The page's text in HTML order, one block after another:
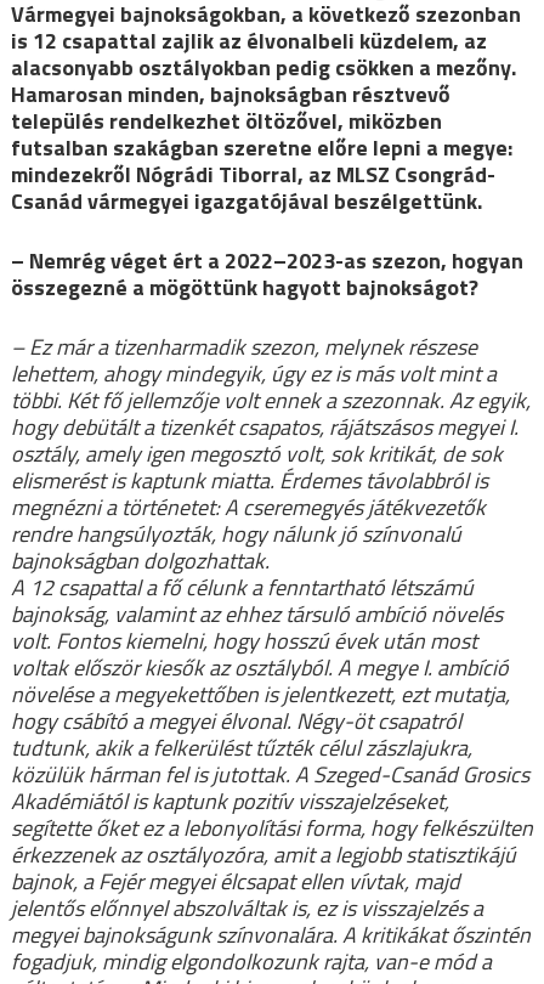
Vármegyei bajnokságokban, a következő szezonban
is 12 csapattal zajlik az élvonalbeli küzdelem, az
alacsonyabb osztályokban pedig csökken a mezőny.
Hamarosan minden, bajnokságban résztvevő
település rendelkezhet öltözővel, miközben
futsalban szakágban szeretne előre lepni a megye:
mindezekről Nógrádi Tiborral, az MLSZ Csongrád-
Csanád vármegyei igazgatójával beszélgettünk.
– Nemrég véget ért a 2022–2023-as szezon, hogyan
összegezné a mögöttünk hagyott bajnokságot?
– Ez már a tizenharmadik szezon, melynek részese
lehettem, ahogy mindegyik, úgy ez is más volt mint a
többi. Két fő jellemzője volt ennek a szezonnak. Az egyik,
hogy debütált a tizenkét csapatos, rájátszásos megyei I.
osztály, amely igen megosztó volt, sok kritikát, de sok
elismerést is kaptunk miatta. Érdemes távolabbról is
megnézni a történetet: A cseremegyés játékvezetők
rendre hangsúlyozták, hogy nálunk jó színvonalú
bajnokságban dolgozhattak.
A 12 csapattal a fő célunk a fenntartható létszámú
bajnokság, valamint az ehhez társuló ambíció növelés
volt. Fontos kiemelni, hogy hosszú évek után most
voltak először kiesők az osztályból. A megye I. ambíció
növelése a megyekettőben is jelentkezett, ezt mutatja,
hogy csábító a megyei élvonal. Négy-öt csapatról
tudtunk, akik a felkerülést tűzték célul zászlajukra,
közülük hárman fel is jutottak. A Szeged-Csanád Grosics
Akadémiától is kaptunk pozitív visszajelzéseket,
segítette őket ez a lebonyolítási forma, hogy felkészülten
érkezzenek az osztályozóra, amit a legjobb statisztikájú
bajnok, a Fejér megyei élcsapat ellen vívtak, majd
jelentős előnnyel abszolváltak is, ez is visszajelzés a
megyei bajnokságunk színvonalára. A kritikákat őszintén
fogadjuk, mindig elgondolkozunk rajta, van-e mód a